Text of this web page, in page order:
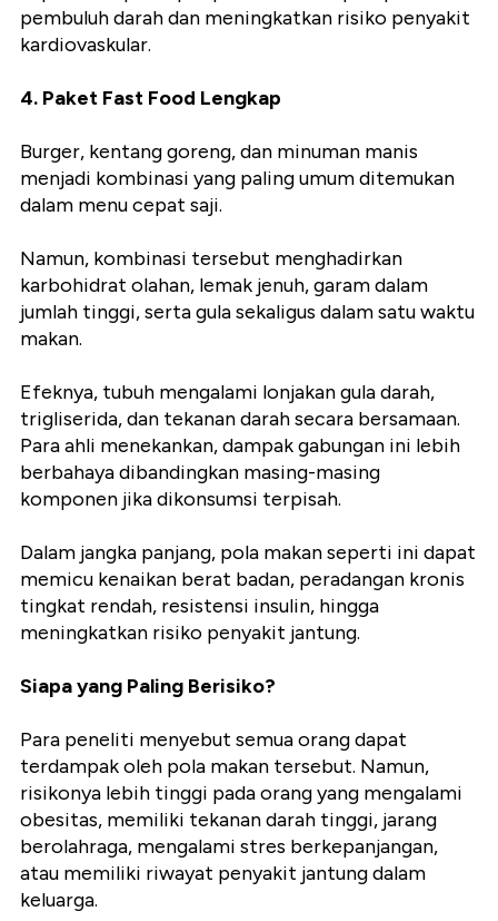
pembuluh darah dan meningkatkan risiko penyakit
kardiovaskular.
4. Paket Fast Food Lengkap
Burger, kentang goreng, dan minuman manis
menjadi kombinasi yang paling umum ditemukan
dalam menu cepat saji.
Namun, kombinasi tersebut menghadirkan
karbohidrat olahan, lemak jenuh, garam dalam
jumlah tinggi, serta gula sekaligus dalam satu waktu
makan.
Efeknya, tubuh mengalami lonjakan gula darah,
trigliserida, dan tekanan darah secara bersamaan.
Para ahli menekankan, dampak gabungan ini lebih
berbahaya dibandingkan masing-masing
komponen jika dikonsumsi terpisah.
Dalam jangka panjang, pola makan seperti ini dapat
memicu kenaikan berat badan, peradangan kronis
tingkat rendah, resistensi insulin, hingga
meningkatkan risiko penyakit jantung.
Siapa yang Paling Berisiko?
Para peneliti menyebut semua orang dapat
terdampak oleh pola makan tersebut. Namun,
risikonya lebih tinggi pada orang yang mengalami
obesitas, memiliki tekanan darah tinggi, jarang
berolahraga, mengalami stres berkepanjangan,
atau memiliki riwayat penyakit jantung dalam
keluarga.